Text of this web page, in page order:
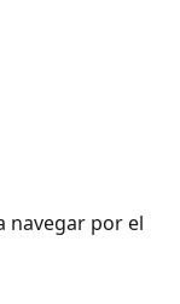
navegar por el